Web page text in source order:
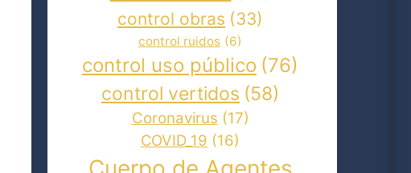
control obras (33)
control ruidos (6)
control uso público (76)
control vertidos (58)
Coronavirus (17)
COVID_19 (16)